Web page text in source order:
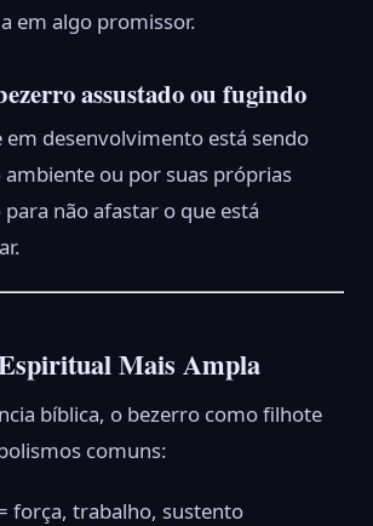
em algo promissor.
assustado ou fugindo
em desenvolvimento está sendo
ambiente ou por suas próprias
não afastar o que está
Mais Ampla
bíblica, o bezerro como filhote
comuns:
força, trabalho, sustento